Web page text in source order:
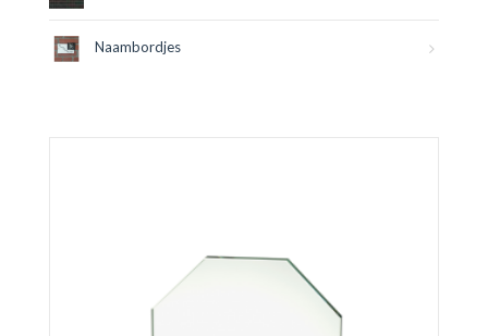
Naambordjes